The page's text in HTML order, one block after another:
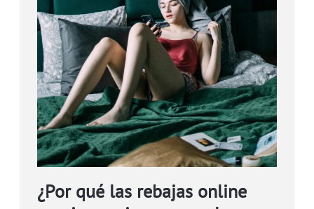
¿Por qué las rebajas online